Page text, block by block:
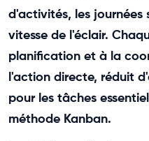
d'activités, les journées
vitesse de l'éclair.
planification et à la
l'action directe, réduit
pour les tâches
méthode Kanban.